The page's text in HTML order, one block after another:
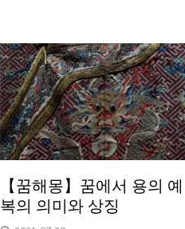
【꿈해몽】꿈에서 용의 예
복의 의미와 상징